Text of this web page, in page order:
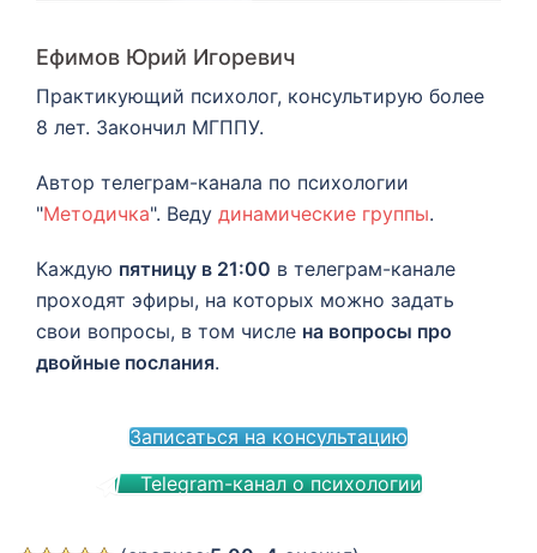
Ефимов Юрий Игоревич
Практикующий психолог, консультирую более
8 лет. Закончил МГППУ.
Автор телеграм-канала по психологии
"Методичка". Веду динамические группы.
Каждую пятницу в 21:00 в телеграм-канале
проходят эфиры, на которых можно задать
свои вопросы, в том числе на вопросы про
двойные послания.
Записаться на консультацию
Telegram-канал о психологии